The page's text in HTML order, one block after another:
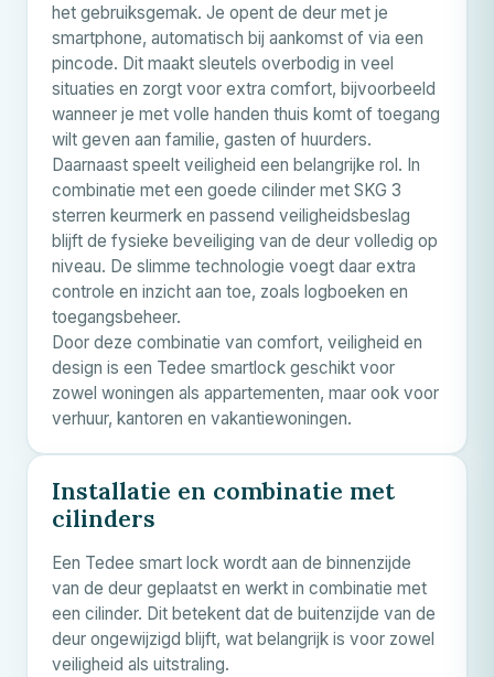
het gebruiksgemak. Je opent de deur met je
smartphone, automatisch bij aankomst of via een
pincode. Dit maakt sleutels overbodig in veel
situaties en zorgt voor extra comfort, bijvoorbeeld
wanneer je met volle handen thuis komt of toegang
wilt geven aan familie, gasten of huurders.
Daarnaast speelt veiligheid een belangrijke rol. In
combinatie met een goede cilinder met SKG 3
sterren keurmerk en passend veiligheidsbeslag
blijft de fysieke beveiliging van de deur volledig op
niveau. De slimme technologie voegt daar extra
controle en inzicht aan toe, zoals logboeken en
toegangsbeheer.
Door deze combinatie van comfort, veiligheid en
design is een Tedee smartlock geschikt voor
zowel woningen als appartementen, maar ook voor
verhuur, kantoren en vakantiewoningen.
Installatie en combinatie met
cilinders
Een Tedee smart lock wordt aan de binnenzijde
van de deur geplaatst en werkt in combinatie met
een cilinder. Dit betekent dat de buitenzijde van de
deur ongewijzigd blijft, wat belangrijk is voor zowel
veiligheid als uitstraling.